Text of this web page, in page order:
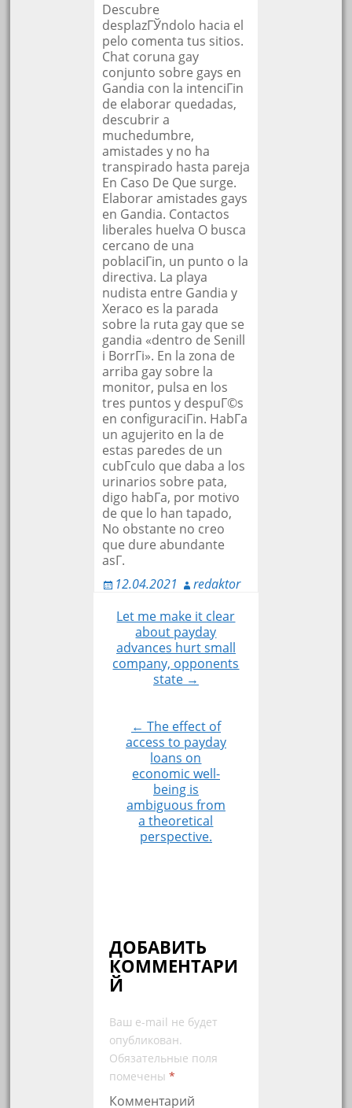
Descubre
desplazГЎndolo hacia el
pelo comenta tus sitios.
Chat coruna gay
conjunto sobre gays en
Gandia con la intenciГіn
de elaborar quedadas,
descubrir a
muchedumbre,
amistades y no ha
transpirado hasta pareja
En Caso De Que surge.
Elaborar amistades gays
en Gandia. Contactos
liberales huelva O busca
cercano de una
poblaciГіn, un punto o la
directiva. La playa
nudista entre Gandia y
Xeraco es la parada
sobre la ruta gay que se
gandia «dentro de Senill
i BorrГі». En la zona de
arriba gay sobre la
monitor, pulsa en los
tres puntos y despuГ©s
en configuraciГіn. HabГ­a
un agujerito en la de
estas paredes de un
cubГ­culo que daba a los
urinarios sobre pata,
digo habГ­a, por motivo
de que lo han tapado,
No obstante no creo
que dure abundante
asГ­.
12.04.2021
redaktor
Навигация
по
записям
Let me make it clear
about payday
advances hurt small
company, opponents
state →
← The effect of
access to payday
loans on
economic well-
being is
ambiguous from
a theoretical
perspective.
ДОБАВИТЬ
КОММЕНТАРИ
Й
Ваш e-mail не будет
опубликован.
Обязательные поля
помечены*
Комментарий